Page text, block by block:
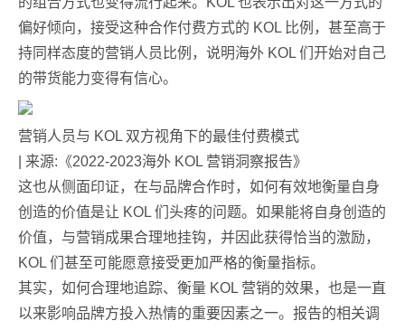
偏好倾向，接受这种合作付费方式的 KOL 比例，甚至高于
持同样态度的营销人员比例，说明海外 KOL 们开始对自己
的带货能力变得有信心。
营销人员与 KOL 双方视角下的最佳付费模式
| 来源:《2022-2023海外 KOL 营销洞察报告》
这也从侧面印证，在与品牌合作时，如何有效地衡量自身
创造的价值是让 KOL 们头疼的问题。如果能将自身创造的
价值，与营销成果合理地挂钩，并因此获得恰当的激励，
KOL 们甚至可能愿意接受更加严格的衡量指标。
其实，如何合理地追踪、衡量 KOL 营销的效果，也是一直
以来影响品牌方投入热情的重要因素之一。报告的相关调